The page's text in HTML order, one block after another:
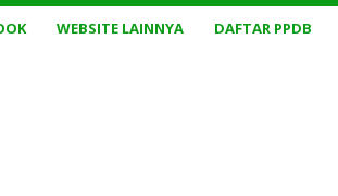
WEBSITE LAINNYA DAFTAR PPDB